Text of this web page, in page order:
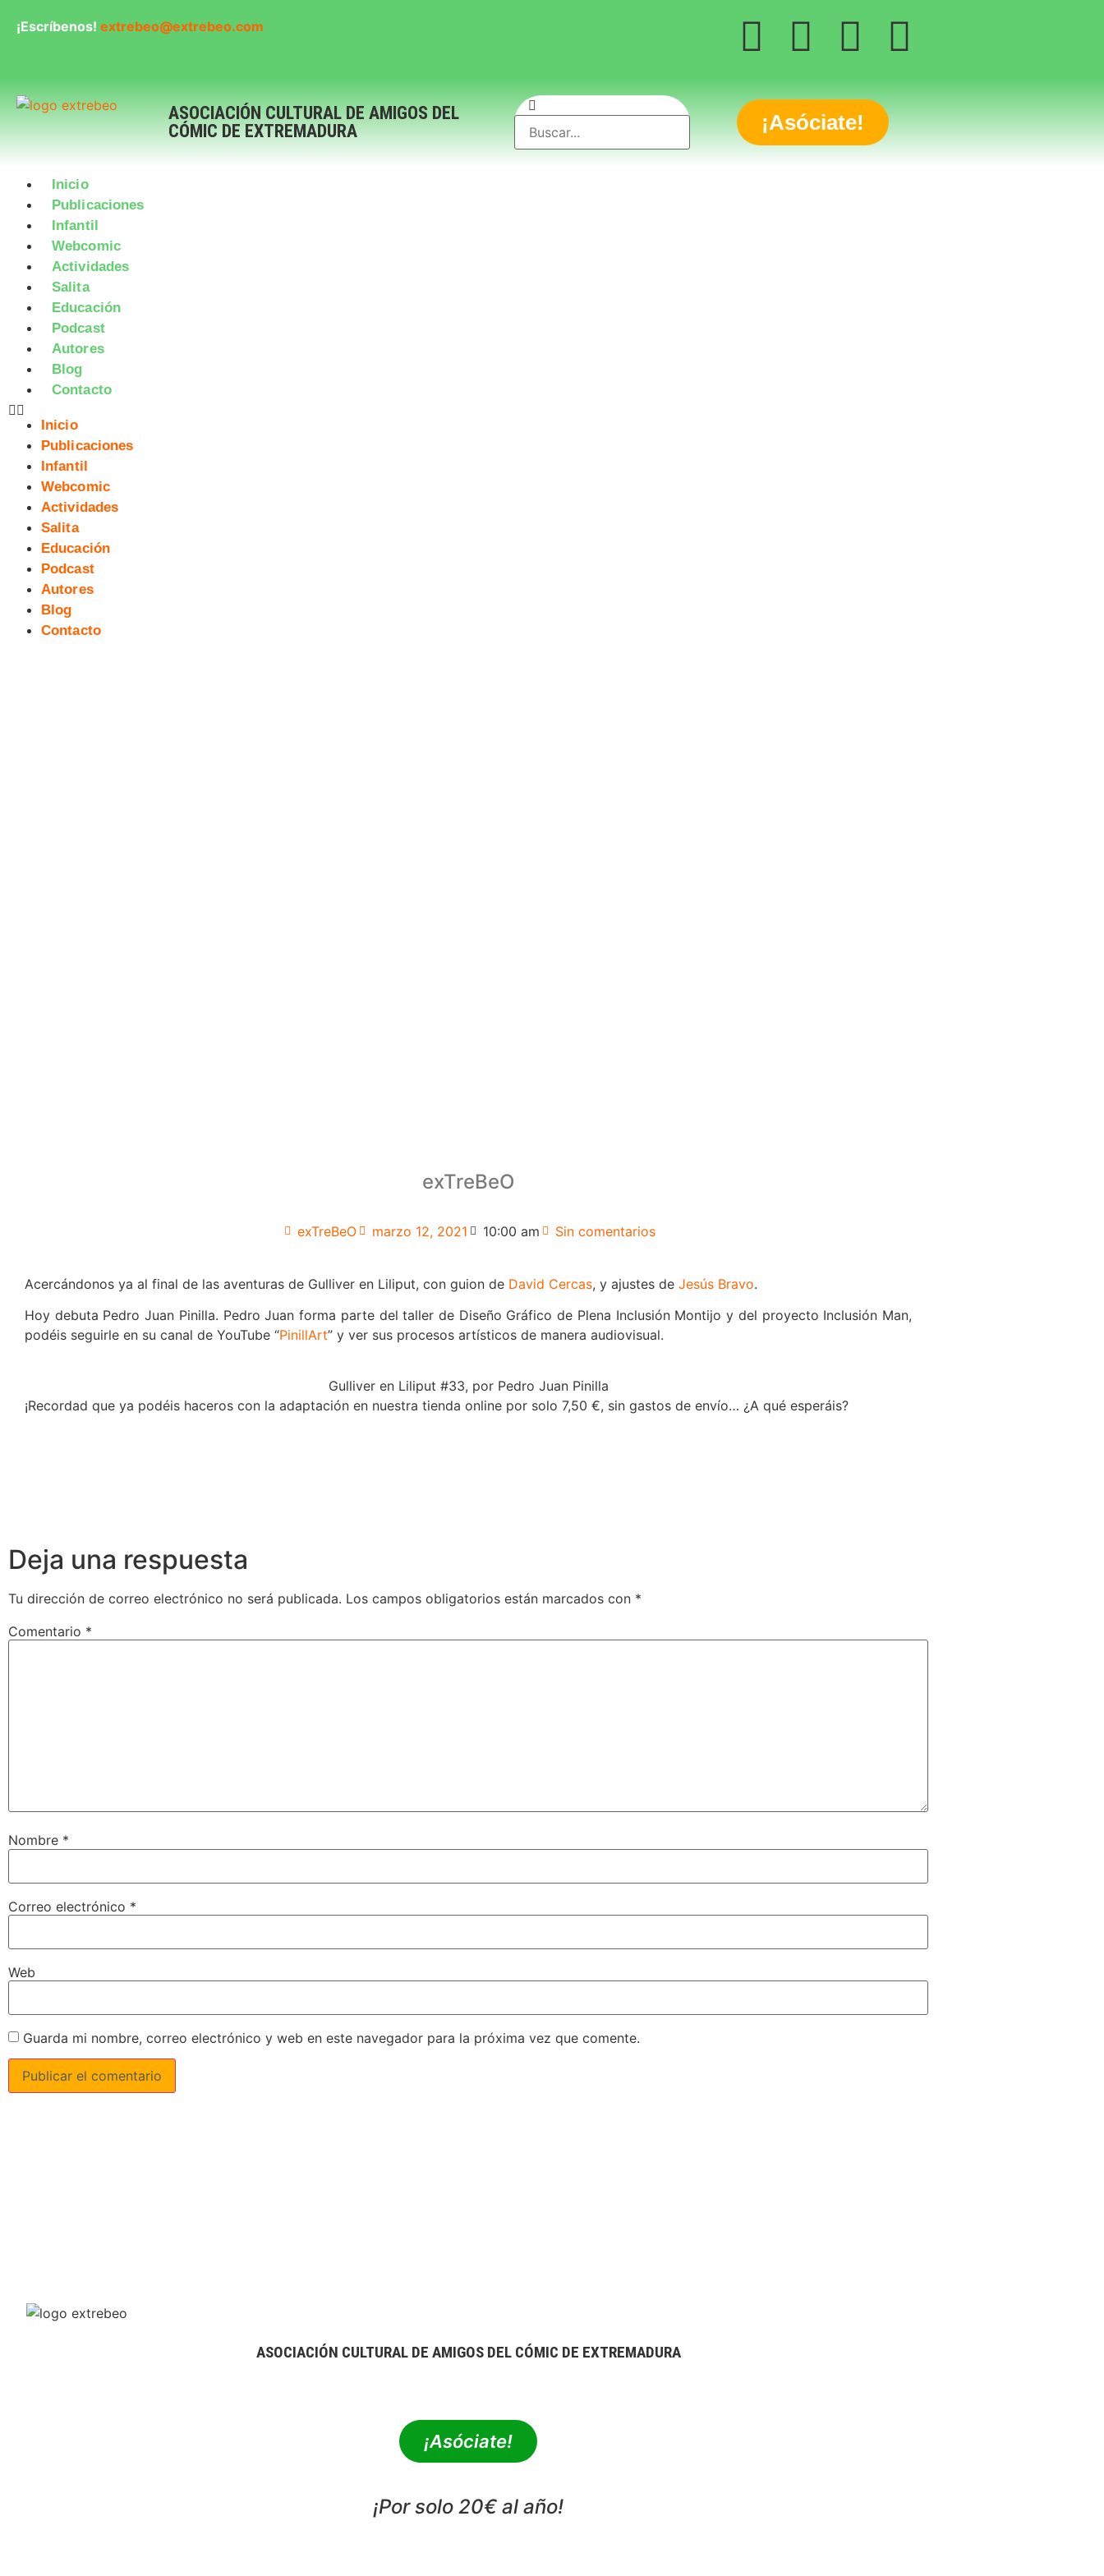
¡Escríbenos! extrebeo@extrebeo.com
ASOCIACIÓN CULTURAL DE AMIGOS DEL
CÓMIC DE EXTREMADURA
¡Asóciate!
Inicio
Publicaciones
Infantil
Webcomic
Actividades
Salita
Educación
Podcast
Autores
Blog
Contacto
Inicio
Publicaciones
Infantil
Webcomic
Actividades
Salita
Educación
Podcast
Autores
Blog
Contacto
exTreBeO
exTreBeO marzo 12, 2021 10:00 am Sin comentarios
Acercándonos ya al final de las aventuras de Gulliver en Liliput, con guion de David Cercas, y ajustes de Jesús Bravo.
Hoy debuta Pedro Juan Pinilla. Pedro Juan forma parte del taller de Diseño Gráfico de Plena Inclusión Montijo y del proyecto Inclusión Man,
podéis seguirle en su canal de YouTube “PinillArt” y ver sus procesos artísticos de manera audiovisual.
Gulliver en Liliput #33, por Pedro Juan Pinilla
¡Recordad que ya podéis haceros con la adaptación en nuestra tienda online por solo 7,50 €, sin gastos de envío… ¿A qué esperáis?
Deja una respuesta
Tu dirección de correo electrónico no será publicada. Los campos obligatorios están marcados con *
Comentario *
Nombre *
Correo electrónico *
Web
Guarda mi nombre, correo electrónico y web en este navegador para la próxima vez que comente.
ASOCIACIÓN CULTURAL DE AMIGOS DEL CÓMIC DE EXTREMADURA
¡Asóciate!
¡Por solo 20€ al año!